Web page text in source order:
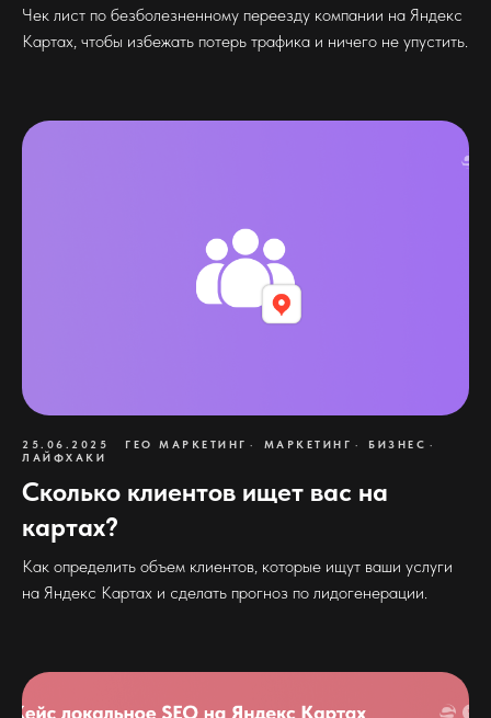
Чек лист по безболезненному переезду компании на Яндекс
Картах, чтобы избежать потерь трафика и ничего не упустить.
25.06.2025 ГЕО МАРКЕТИНГ МАРКЕТИНГ
БИЗНЕС
ЛАЙФХАКИ
Сколько клиентов ищет вас на
картах?
Как определить объем клиентов, которые ищут ваши услуги
на Яндекс Картах и сделать прогноз по лидогенерации.